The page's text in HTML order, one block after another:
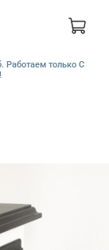
Работаем только С